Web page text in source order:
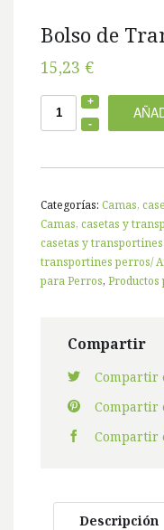
Bolso de
15,23 €
Categorías: Camas,
Camas, casetas y
casetas y
transportines perros/
para Perros, Productos
Compartir
Compartir
Compartir
Compartir
Descripción